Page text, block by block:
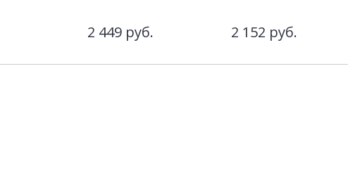
2 449 руб. 2 152 руб.